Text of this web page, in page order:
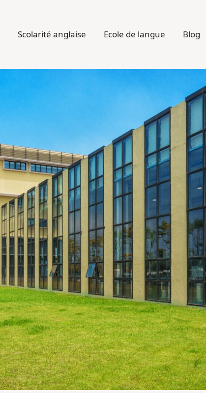
Scolarité anglaise Ecole de langue Blog